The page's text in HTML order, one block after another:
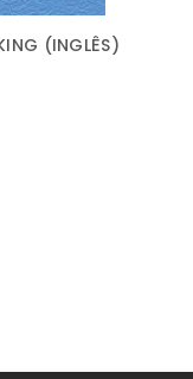
(INGLÊS)